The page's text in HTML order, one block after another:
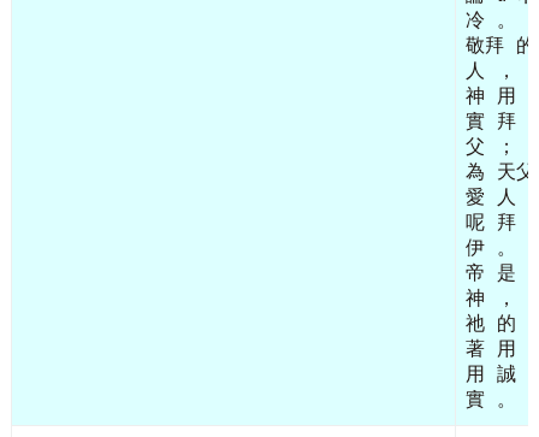
冷
。
敬拜
的
人
，
神
用
實
拜
父
；
為
天父
愛
人
呢
拜
伊
。
帝
是
神
，
祂
的
著
用
用
誠
實
。